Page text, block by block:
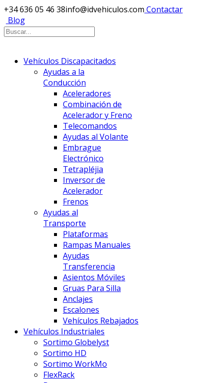
+34 636 05 46 38info@idvehiculos.com Contactar
Blog
Vehículos Discapacitados
Ayudas a la
Conducción
Aceleradores
Combinación de
Acelerador y Freno
Telecomandos
Ayudas al Volante
Embrague
Electrónico
Tetrapléjia
Inversor de
Acelerador
Frenos
Ayudas al
Transporte
Plataformas
Rampas Manuales
Ayudas
Transferencia
Asientos Móviles
Gruas Para Silla
Anclajes
Escalones
Vehículos Rebajados
Vehículos Industriales
Sortimo Globelyst
Sortimo HD
Sortimo WorkMo
FlexRack